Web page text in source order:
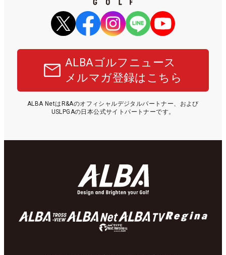
ALBAゴルフニュース
メルマガ登録はこちら
ALBA NetはR&Aのオフィシャルデジタルパートナー、および
USLPGAの日本公式サイトパートナーです。